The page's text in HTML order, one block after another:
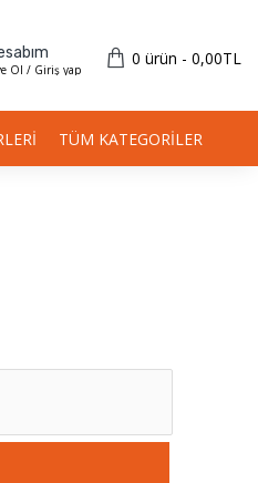
Ol / Giriş yap
0 ürün - 0,00TL
TÜM KATEGORILER